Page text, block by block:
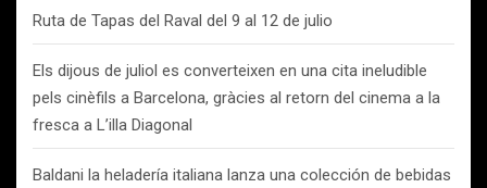
Ruta de Tapas del Raval del 9 al 12 de julio
Els dijous de juliol es converteixen en una cita ineludible
pels cinèfils a Barcelona, gràcies al retorn del cinema a la
fresca a L’illa Diagonal
Baldani la heladería italiana lanza una colección de bebidas